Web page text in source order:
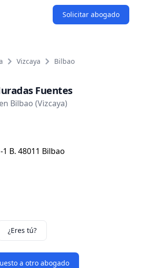
Solicitar abogado
Vizcaya Bilbao
Fuentes
Bilbao (Vizcaya)
B. 48011 Bilbao
¿Eres tú?
a otro abogado